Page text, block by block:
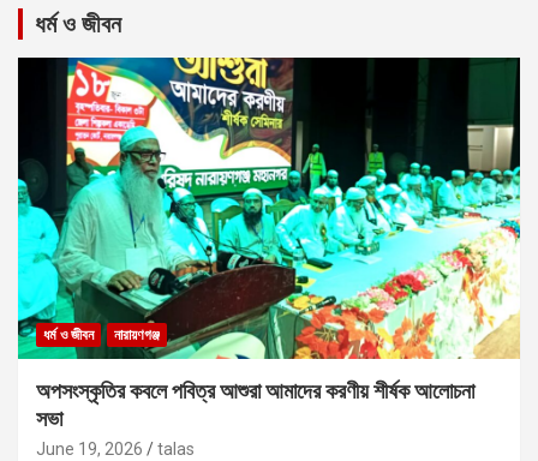
ধর্ম ও জীবন
ধর্ম ও জীবন নারায়ণগঞ্জ
অপসংস্কৃতির কবলে পবিত্র আশুরা আমাদের করণীয় শীর্ষক আলোচনা
সভা
June 19, 2026 talas